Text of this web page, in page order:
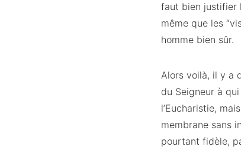
faut bien justifier
même que les
homme bien sûr.
Alors voilà, il y a
du Seigneur à
l’Eucharistie,
membrane sans
pourtant fidèle,